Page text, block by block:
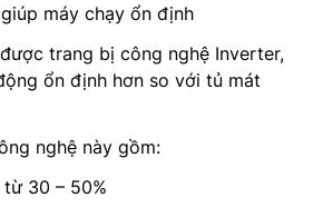
máy chạy ổn định
trang bị công nghệ Inverter,
ổn định hơn so với tủ mát
nghệ này gồm:
30 – 50%